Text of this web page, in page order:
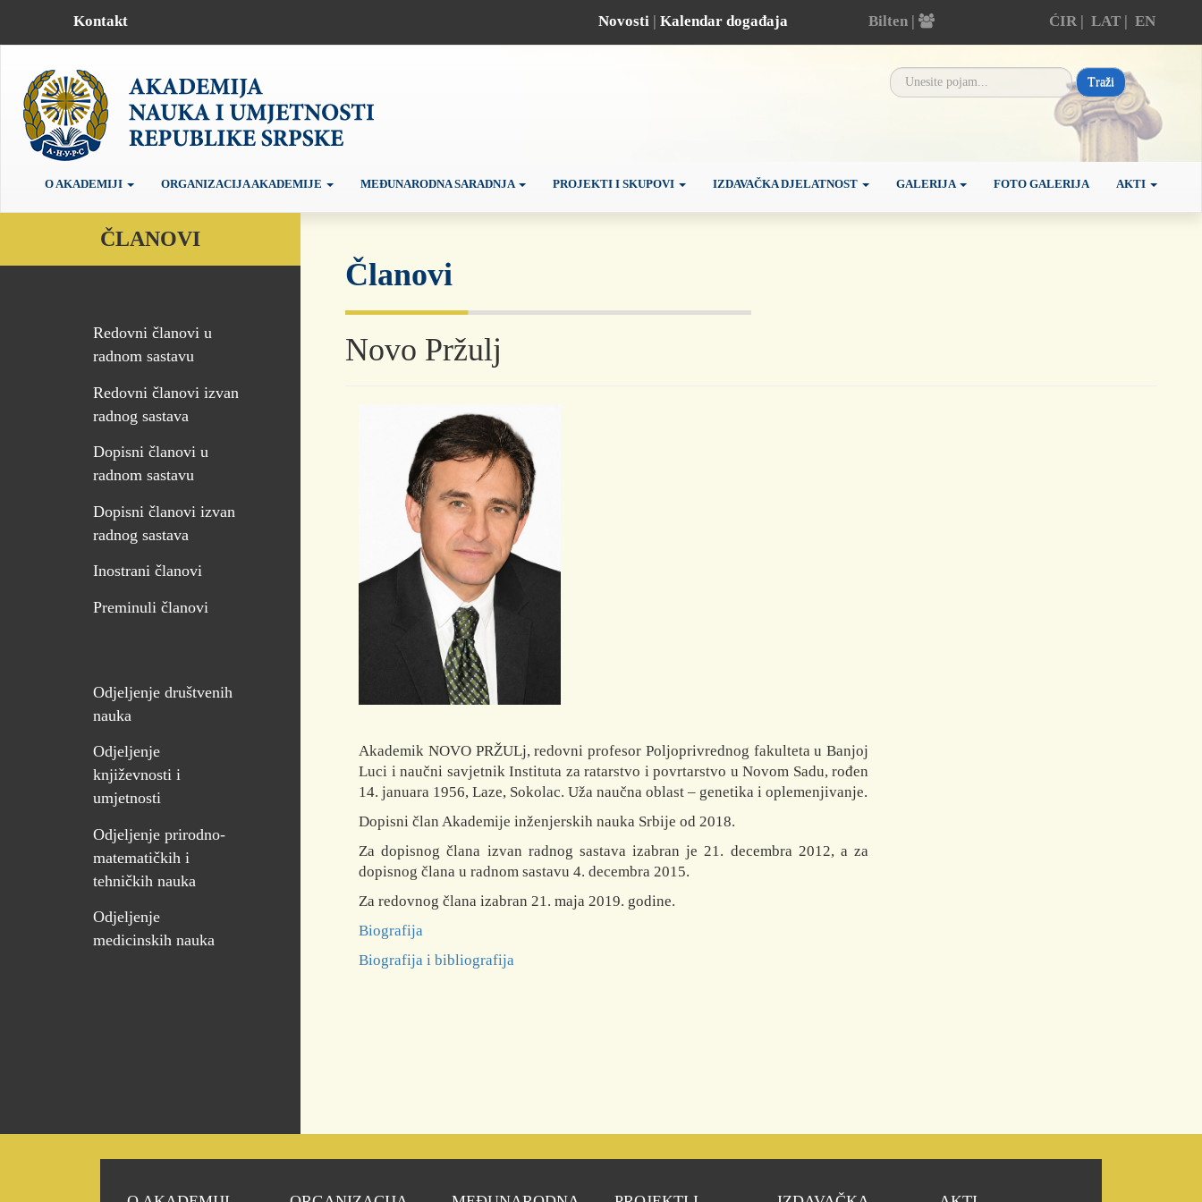
Kontakt Novosti | Kalendar događaja Bilten | ĆIR | LAT| EN
Traži
O AKADEMIJI ORGANIZACIJA AKADEMIJE MEĐUNARODNA SARADNJA PROJEKTI I SKUPOVI IZDAVAČKA DJELATNOST GALERIJA FOTO GALERIJA AKTI
ČLANOVI
Redovni članovi u
radnom sastavu
Redovni članovi izvan
radnog sastava
Dopisni članovi u
radnom sastavu
Dopisni članovi izvan
radnog sastava
Inostrani članovi
Preminuli članovi
Odjeljenje društvenih
nauka
Odjeljenje
književnosti i
umjetnosti
Odjeljenje prirodno-
matematičkih i
tehničkih nauka
Odjeljenje
medicinskih nauka
Članovi
Novo Pržulj
Akademik NOVO PRŽULj, redovni profesor Poljoprivrednog fakulteta u Banjoj
Luci i naučni savjetnik Instituta za ratarstvo i povrtarstvo u Novom Sadu, rođen
14. januara 1956, Laze, Sokolac. Uža naučna oblast – genetika i oplemenjivanje.
Dopisni član Akademije inženjerskih nauka Srbije od 2018.
Za dopisnog člana izvan radnog sastava izabran je 21. decembra 2012, a za
dopisnog člana u radnom sastavu 4. decembra 2015.
Za redovnog člana izabran 21. maja 2019. godine.
Biografija
Biografija i bibliografija